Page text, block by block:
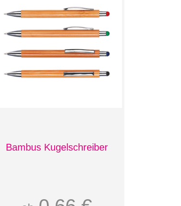
Bambus Kugelschreiber